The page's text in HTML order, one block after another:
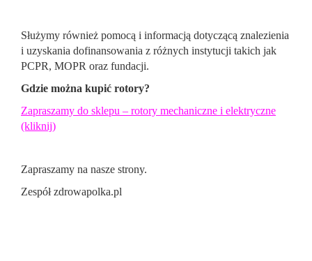
Służymy również pomocą i informacją dotyczącą znalezienia
i uzyskania dofinansowania z różnych instytucji takich jak
PCPR, MOPR oraz fundacji.
Gdzie można kupić rotory?
Zapraszamy do sklepu – rotory mechaniczne i elektryczne
(kliknij)
Zapraszamy na nasze strony.
Zespół zdrowapolka.pl